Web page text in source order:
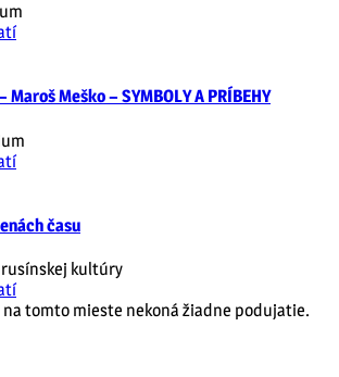
Meško – SYMBOLY A PRÍBEHY
času
kultúry
na tomto mieste nekoná žiadne podujatie.